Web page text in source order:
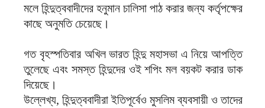
মলে হিন্দুত্ববাদীদের হনুমান চালিসা পাঠ করার জন্য কর্তৃপক্ষের
কাছে অনুমতি চেয়েছে।
গত বৃহস্পতিবার অখিল ভারত হিন্দু মহাসভা এ নিয়ে আপত্তি
তুলেছে এবং সমস্ত হিন্দুদের ওই শপিং মল বয়কট করার ডাক
দিয়েছে।
উল্লেখ্য, হিন্দুত্ববাদীরা ইতিপূর্বেও মুসলিম ব্যবসায়ী ও তাদের